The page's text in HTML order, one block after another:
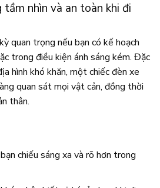
nhìn và an toàn khi đi
quan trọng nếu bạn có kế hoạch
trong điều kiện ánh sáng kém. Đặc
hình khó khăn, một chiếc đèn xe
quan sát mọi vật cản, đồng thời
thân.
chiếu sáng xa và rõ hơn trong